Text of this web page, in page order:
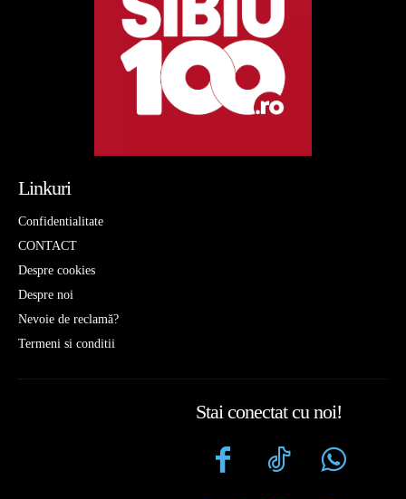
Linkuri
Confidentialitate
CONTACT
Despre cookies
Despre noi
Nevoie de reclamă?
Termeni si conditii
Stai conectat cu noi!